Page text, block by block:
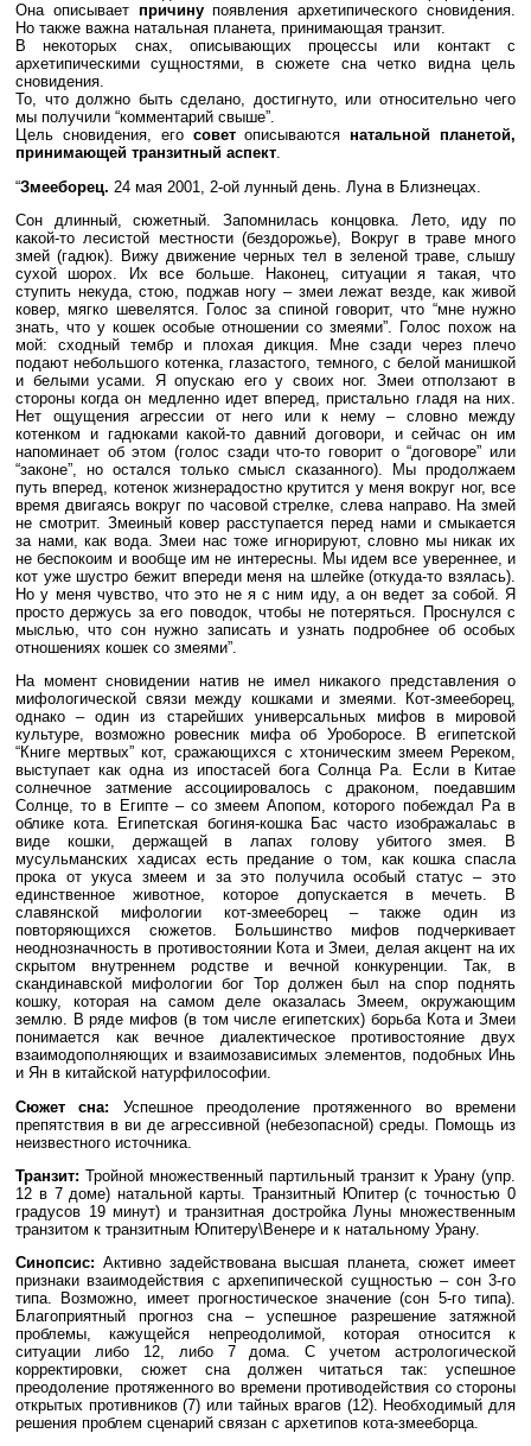
Она описывает причинупоявления архетипического сновидения.
Но также важна натальная планета, принимающая транзит.
В некоторых снах, описывающих процессы или контакт с
архетипическими сущностями, в сюжете сна четко видна цель
сновидения.
То, что должно быть сделано, достигнуто, или относительно чего
мы получили “комментарий свыше”.
Цель сновидения, его советописываютсянатальной планетой,
принимающей транзитный аспект.
“Змееборец. 24 мая 2001, 2-ой лунный день. Луна в Близнецах.
Сон длинный, сюжетный. Запомнилась концовка. Лето, иду по
какой-то лесистой местности (бездорожье), Вокруг в траве много
змей (гадюк). Вижу движение черных тел в зеленой траве, слышу
сухой шорох. Их все больше. Наконец, ситуации я такая, что
ступить некуда, стою, поджав ногу – змеи лежат везде, как живой
ковер, мягко шевелятся. Голос за спиной говорит, что “мне нужно
знать, что у кошек особые отношении со змеями”. Голос похож на
мой: сходный тембр и плохая дикция. Мне сзади через плечо
подают небольшого котенка, глазастого, темного, с белой манишкой
и белыми усами. Я опускаю его у своих ног. Змеи отползают в
стороны когда он медленно идет вперед, пристально гладя на них.
Нет ощущения агрессии от него или к нему – словно между
котенком и гадюками какой-то давний договори, и сейчас он им
напоминает об этом (голос сзади что-то говорит о “договоре” или
“законе”, но остался только смысл сказанного). Мы продолжаем
путь вперед, котенок жизнерадостно крутится у меня вокруг ног, все
время двигаясь вокруг по часовой стрелке, слева направо. На змей
не смотрит. Змеиный ковер расступается перед нами и смыкается
за нами, как вода. Змеи нас тоже игнорируют, словно мы никак их
не беспокоим и вообще им не интересны. Мы идем все увереннее, и
кот уже шустро бежит впереди меня на шлейке (откуда-то взялась).
Но у меня чувство, что это не я с ним иду, а он ведет за собой. Я
просто держусь за его поводок, чтобы не потеряться. Проснулся с
мыслью, что сон нужно записать и узнать подробнее об особых
отношениях кошек со змеями”.
На момент сновидении натив не имел никакого представления о
мифологической связи между кошками и змеями. Кот-змееборец,
однако – один из старейших универсальных мифов в мировой
культуре, возможно ровесник мифа об Уроборосе. В египетской
“Книге мертвых” кот, сражающихся с хтоническим змеем Ререком,
выступает как одна из ипостасей бога Солнца Ра. Если в Китае
солнечное затмение ассоциировалось с драконом, поедавшим
Солнце, то в Египте – со змеем Апопом, которого побеждал Ра в
облике кота. Египетская богиня-кошка Бас часто изображалаьс в
виде кошки, держащей в лапах голову убитого змея. В
мусульманских хадисах есть предание о том, как кошка спасла
прока от укуса змеем и за это получила особый статус – это
единственное животное, которое допускается в мечеть. В
славянской мифологии кот-змееборец – также один из
повторяющихся сюжетов. Большинство мифов подчеркивает
неоднозначность в противостоянии Кота и Змеи, делая акцент на их
скрытом внутреннем родстве и вечной конкуренции. Так, в
скандинавской мифологии бог Тор должен был на спор поднять
кошку, которая на самом деле оказалась Змеем, окружающим
землю. В ряде мифов (в том числе египетских) борьба Кота и Змеи
понимается как вечное диалектическое противостояние двух
взаимодополняющих и взаимозависимых элементов, подобных Инь
и Ян в китайской натурфилософии.
Сюжет сна: Успешное преодоление протяженного во времени
препятствия в ви де агрессивной (небезопасной) среды. Помощь из
неизвестного источника.
Транзит: Тройной множественный партильный транзит к Урану (упр.
12 в 7 доме) натальной карты. Транзитный Юпитер (с точностью 0
градусов 19 минут) и транзитная достройка Луны множественным
транзитом к транзитным Юпитеру\Венере и к натальному Урану.
Синопсис: Активно задействована высшая планета, сюжет имеет
признаки взаимодействия с архепипической сущностью – сон 3-го
типа. Возможно, имеет прогностическое значение (сон 5-го типа).
Благоприятный прогноз сна – успешное разрешение затяжной
проблемы, кажущейся непреодолимой, которая относится к
ситуации либо 12, либо 7 дома. С учетом астрологической
корректировки, сюжет сна должен читаться так: успешное
преодоление протяженного во времени противодействия со стороны
открытых противников (7) или тайных врагов (12). Необходимый для
решения проблем сценарий связан с архетипов кота-змееборца.